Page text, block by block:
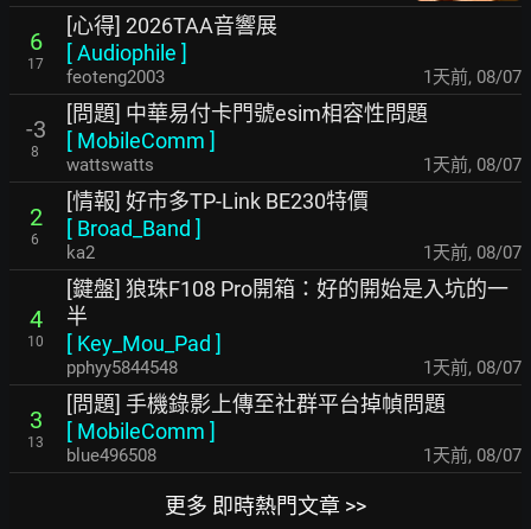
6
17
[心得] 2026TAA音響展
[Audiophile ]
feoteng2003 1天前, 08/07
-3
8
[問題] 中華易付卡門號esim相容性問題
[ MobileComm ]
wattswatts 1天前, 08/07
2
6
[情報] 好市多TP-Link BE230特價
[ Broad_Band ]
ka2 1天前, 08/07
4
10
[鍵盤] 狼珠F108 Pro開箱：好的開始是入坑的一
半
[ Key_Mou_Pad ]
pphyy5844548 1天前, 08/07
3
13
[問題] 手機錄影上傳至社群平台掉幀問題
[ MobileComm ]
blue496508 1天前, 08/07
更多 即時熱門文章 >>